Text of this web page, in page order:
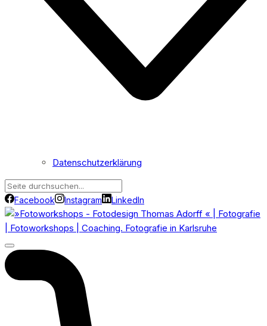
Datenschutzerklärung
Facebook Instagram LinkedIn